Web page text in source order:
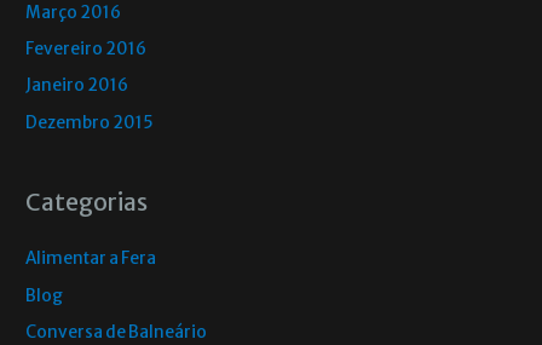
Março 2016
Fevereiro 2016
Janeiro 2016
Dezembro 2015
Categorias
Alimentar a Fera
Blog
Conversa de Balneário